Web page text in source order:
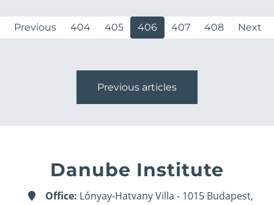
Previous 404 405 406 407 408 Next
Previous articles
Danube Institute
Office: Lónyay-Hatvany Villa - 1015 Budapest,